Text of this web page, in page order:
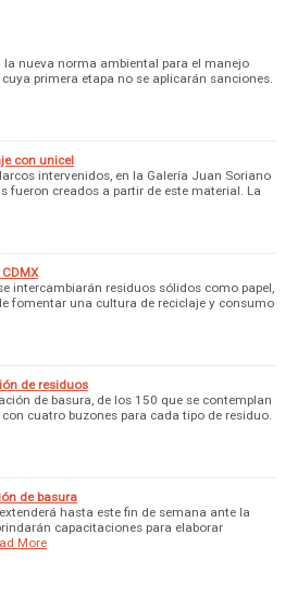
nueva norma ambiental para el manejo
primera etapa no se aplicarán sanciones.
con unicel
intervenidos, en la Galería Juan Soriano
fueron creados a partir de este material. La
intercambiarán residuos sólidos como papel,
fomentar una cultura de reciclaje y consumo
de residuos
de basura, de los 150 que se contemplan
cuatro buzones para cada tipo de residuo.
de basura
hasta este fin de semana ante la
capacitaciones para elaborar
More